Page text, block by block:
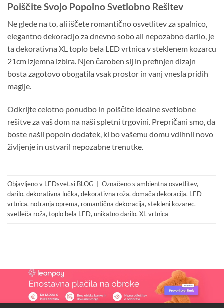
Poiščite Svojo Popolno Svetlobno Rešitev
Ne glede na to, ali iščete romantično osvetlitev za spalnico,
elegantno dekoracijo za dnevno sobo ali nepozabno darilo, je
ta dekorativna XL toplo bela LED vrtnica v steklenem kozarcu
21cm izjemna izbira. Njen čaroben sij in prefinjen dizajn
bosta zagotovo obogatila vsak prostor in vanj vnesla pridih
magije.
Odkrijte celotno ponudbo in poiščite idealne svetlobne
rešitve za vaš dom na naši spletni trgovini. Prepričani smo, da
boste našli popoln dodatek, ki bo vašemu domu vdihnil novo
življenje in ustvaril nepozabne trenutke.
Objavljeno v LEDsvet.si BLOG Označeno s ambientna osvetlitev,
darilo, dekorativna lučka, dekorativna roža, domača dekoracija, LED
vrtnica, notranja oprema, romantična dekoracija, stekleni kozarec,
svetleča roža, toplo bela LED, unikatno darilo, XL vrtnica